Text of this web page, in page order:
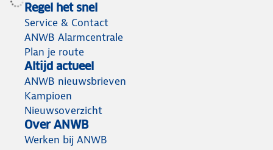
Regel het snel
Service & Contact
ANWB Alarmcentrale
Plan je route
Altijd actueel
ANWB nieuwsbrieven
Kampioen
Nieuwsoverzicht
Over ANWB
Werken bij ANWB